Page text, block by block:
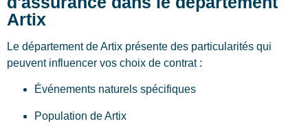
Artix
Le département de Artix présente des particularités qui
peuvent influencer vos choix de contrat :
Événements naturels spécifiques
Population de Artix